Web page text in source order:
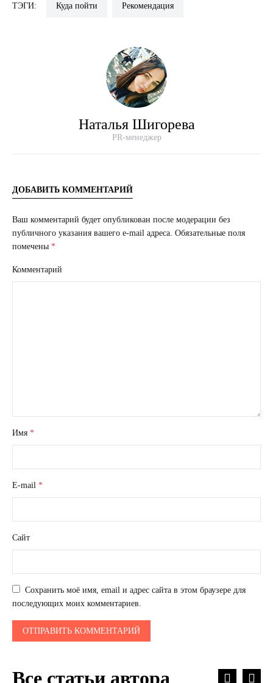
ТЭГИ: Куда пойти Рекомендация
Наталья Шигорева
PR-менеджер
ДОБАВИТЬ КОММЕНТАРИЙ
Ваш комментарий будет опубликован после модерации без
публичного указания вашего e-mail адреса. Обязательные поля
помечены *
Комментарий
Имя *
E-mail *
Сайт
Сохранить моё имя, email и адрес сайта в этом браузере для
последующих моих комментариев.
Все статьи автора